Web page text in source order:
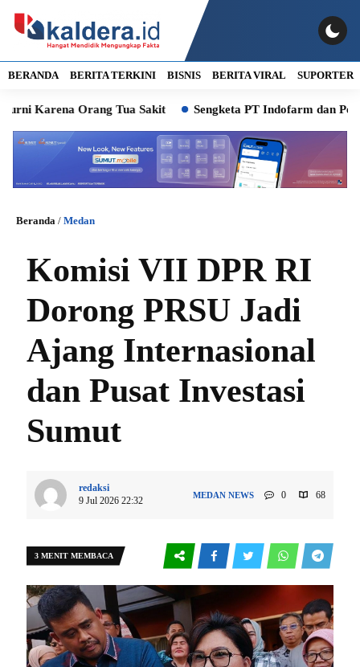
BERANDA BERITA TERKINI BISNIS BERITA VIRAL SUPORTER
Orang Tua Sakit Sengketa PT Indofarm dan Petani Ikan
Beranda / Medan
Komisi VII DPR RI
Dorong PRSU Jadi
Ajang Internasional
dan Pusat Investasi
Sumut
redaksi
9 Jul 2026 22:32
MEDAN NEWS 0 68
3 MENIT MEMBACA